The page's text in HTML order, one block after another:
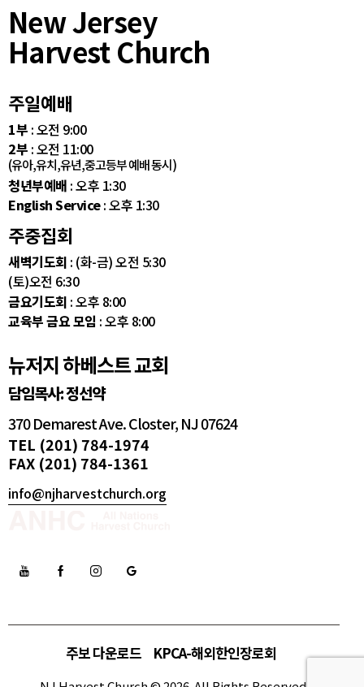
New Jersey
Harvest Church
주일예배
1부 : 오전 9:00
2부 : 오전 11:00
(유아,유치,유년,중고등부 예배 동시)
청년부예배 : 오후 1:30
English Service: 오후 1:30
주중집회
새벽기도회 : (화-금) 오전 5:30
(토)오전 6:30
금요기도회 : 오후 8:00
교육부 금요 모임 : 오후 8:00
뉴저지 하베스트 교회
담임목사: 정선약
370 Demarest Ave. Closter, NJ 07624
TEL (201) 784-1974
FAX (201) 784-1361
info@njharvestchurch.org
주보 다운로드 KPCA-해외한인장로회